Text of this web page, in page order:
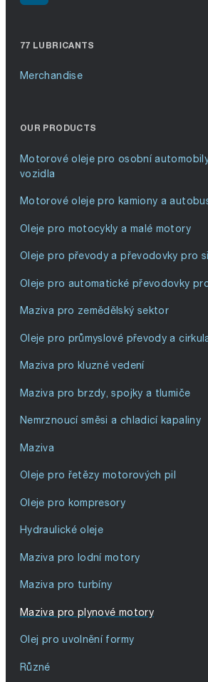
77 LUBRICANTS
Merchandise
OUR PRODUCTS
Motorové oleje pro osobní
vozidla
Motorové oleje pro kamiony a
Oleje pro motocykly a malé motory
Oleje pro převody a převodovky pro
Oleje pro automatické převodovky
Maziva pro zemědělský sektor
Oleje pro průmyslové převody a
Maziva pro kluzné vedení
Maziva pro brzdy, spojky a tlumiče
Nemrznoucí směsi a chladicí kapaliny
Maziva
Oleje pro řetězy motorových pil
Oleje pro kompresory
Hydraulické oleje
Maziva pro lodní motory
Maziva pro turbíny
Maziva pro plynové motory
Olej pro uvolnění formy
Různé